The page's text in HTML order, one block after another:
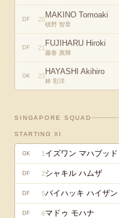
DF 20MAKINO Tomoaki
槙野 智章
DF 21 FUJIHARU Hiroki
藤春 廣輝
GK 23HAYASHI Akihiro
林 彰洋
SINGAPORE SQUAD
STARTING XI
GK 1 イズワン マハブッド
DF 2シャキル ハムザ
DF 5バイハッキ ハイザン
DF 6マドゥ モハナ